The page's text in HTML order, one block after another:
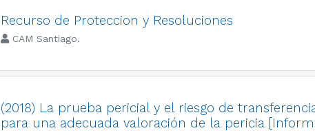
Recurso de Proteccion y Resoluciones
CAM Santiago.
(2018) La prueba pericial y el riesgo de
para una adecuada valoración de la pericia